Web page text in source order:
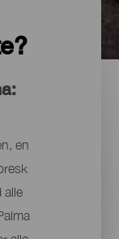
en
alle